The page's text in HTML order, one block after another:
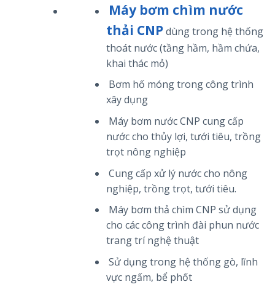
Máy bơm chìm nước
thải CNPdùng trong hệ thống
thoát nước (tầng hầm, hầm chứa,
khai thác mỏ)
Bơm hố móng trong công trình
xây dụng
Máy bơm nước CNP cung cấp
nước cho thủy lợi, tưới tiêu, trồng
trọt nông nghiệp
Cung cấp xử lý nước cho nông
nghiệp, trồng trọt, tưới tiêu.
Máy bơm thả chìm CNP sử dụng
cho các công trình đài phun nước
trang trí nghệ thuật
Sử dụng trong hệ thống gò, lĩnh
vực ngấm, bể phốt